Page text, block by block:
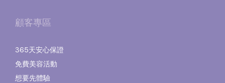
顧客專區
365天安心保證
免費美容活動
想要先體驗